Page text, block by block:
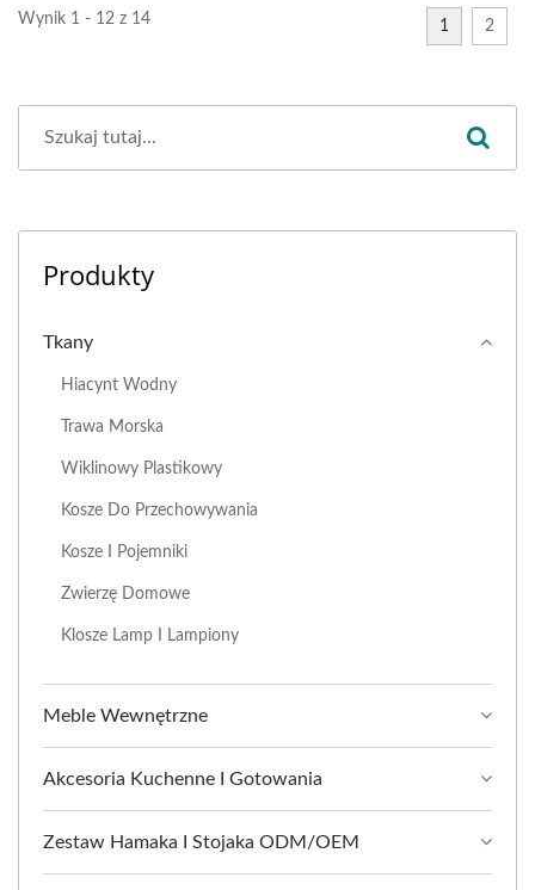
Wynik 1 - 12 z 14 1 2
Produkty
Tkany
Hiacynt Wodny
Trawa Morska
Wiklinowy Plastikowy
Kosze Do Przechowywania
Kosze I Pojemniki
Zwierzę Domowe
Klosze Lamp I Lampiony
Meble Wewnętrzne
Akcesoria Kuchenne I Gotowania
Zestaw Hamaka I Stojaka ODM/OEM